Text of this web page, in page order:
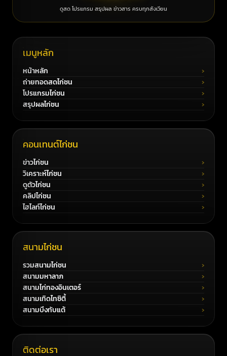
ดูสด โปรแกรม สรุปผล ข่าวสาร ครบทุกสังเวียน
เมนูหลัก
หน้าหลัก
ถ่ายทอดสดไก่ชน
โปรแกรมไก่ชน
สรุปผลไก่ชน
คอนเทนต์ไก่ชน
ข่าวไก่ชน
วิเคราะห์ไก่ชน
ดูตัวไก่ชน
คลิปไก่ชน
ไฮไลท์ไก่ชน
สนามไก่ชน
รวมสนามไก่ชน
สนามมหาลาภ
สนามไก่ทองอินเตอร์
สนามเทิดไทซิตี้
สนามบึงทับแต้
ติดต่อเรา